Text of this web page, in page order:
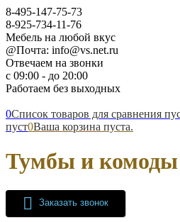
8-495-147-75-73
8-925-734-11-76
Мебель на любой вкус
@Почта: info@vs.net.ru
Отвечаем на звонки
с 09:00 - до 20:00
Работаем без выходных
0Список товаров для сравнения
пуст0Ваша корзина пуста.
Тумбы и комоды
Заказать звонок